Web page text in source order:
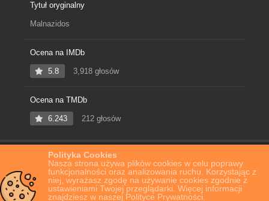
Polityka Cookies
Nasza strona używa plików cookies w celu poprawy
funkcjonalności oraz analizowania ruchu. Korzystając z
niej, wyrażasz zgodę na używanie cookies zgodnie z
ustawieniami Twojej przeglądarki. Więcej informacji
znajdziesz w naszej Polityce Prywatności.
Tytuł oryginalny
Malnazidos
Ocena na IMDb
5.8 3,918 głosów
Ocena na TMDb
6.243 212 głosów
Film Online Dolina umarłych